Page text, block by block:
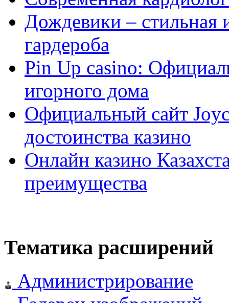
Дождевики – стильная
гардероба
Pin Up casino:
игорного дома
Официальный сайт
достоинства казино
Онлайн казино
преимущества
Тематика расширений
Администрирование